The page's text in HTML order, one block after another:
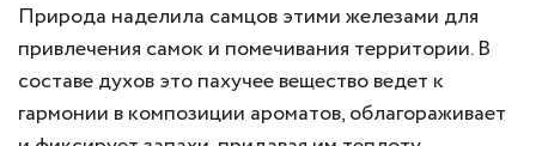
Природа наделила самцов этими железами для
привлечения самок и помечивания территории. В
составе духов это пахучее вещество ведет к
гармонии в композиции ароматов, облагораживает